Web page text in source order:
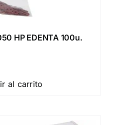
HP EDENTA 100u.
al carrito